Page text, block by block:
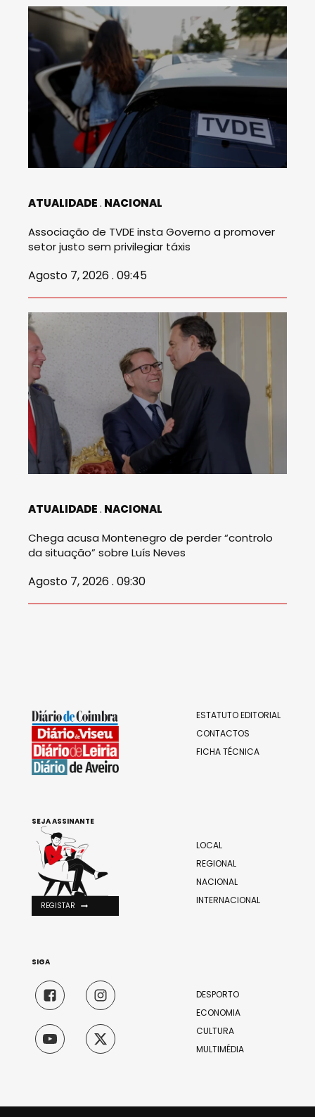
ATUALIDADE NACIONAL
Associação de TVDE insta Governo a promover
setor justo sem privilegiar táxis
Agosto 7, 2026 . 09:45
ATUALIDADE NACIONAL
Chega acusa Montenegro de perder “controlo
da situação” sobre Luís Neves
Agosto 7, 2026 . 09:30
ESTATUTO EDITORIAL
CONTACTOS
FICHA TÉCNICA
LOCAL
REGIONAL
NACIONAL
INTERNACIONAL
DESPORTO
ECONOMIA
CULTURA
MULTIMÉDIA
SEJA ASSINANTE
REGISTAR
SIGA